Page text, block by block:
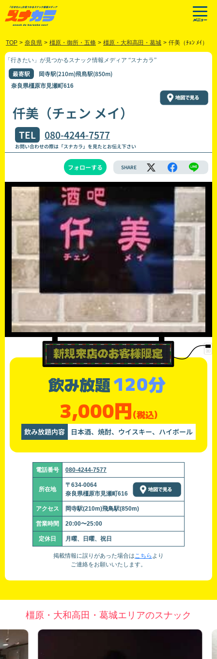
TOP > 奈良県 > 橿原・御所・五條 > 橿原・大和高田・葛城 > 仟美（ﾁｪﾝ ﾒｲ）
「行きたい」が見つかるスナック情報メディア “スナカラ”
最寄駅 岡寺駅(210m)飛鳥駅(850m)
奈良県橿原市見瀬町616
仟美（チェン メイ）
TEL 080-4244-7577
お問い合わせの際は「スナカラ」を見たとお伝え下さい
フォローする SHARE
飲み放題120分
3,000円(税込)
飲み放題内容 日本酒、焼酎、ウイスキー、ハイボール
電話番号 080-4244-7577
所在地
〒634-0064
奈良県橿原市見瀬町616
アクセス 岡寺駅(210m)飛鳥駅(850m)
営業時間 20:00〜25:00
定休日 月曜、日曜、祝日
掲載情報に誤りがあった場合はこちら より
ご連絡をお願いいたします。
橿原・大和高田・葛城エリアのスナック